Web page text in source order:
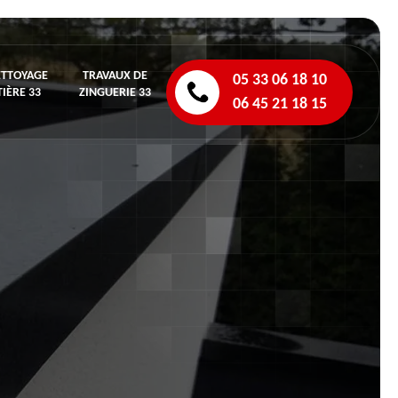
33
TRAVAUX DE
ZINGUERIE 33
05 33 06 18 10
06 45 21 18 15